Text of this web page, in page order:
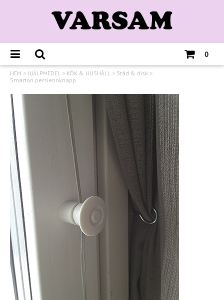
0
HEM > HJÄLPMEDEL > KÖK & HUSHÅLL > Städ & disk >
Smarton persiennknapp